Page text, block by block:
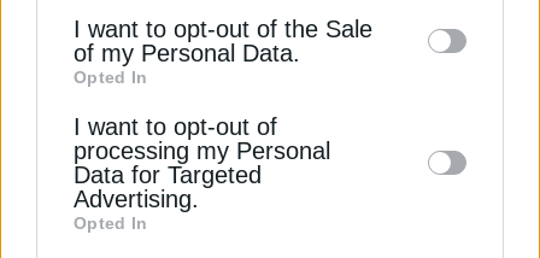
information may also be disclosed by us to
third parties on theIAB’s List of
Downstream Participants
disclose it to other third parties.
I want to opt-out of the Sale
of my Personal Data.
Opted In
I want to opt-out of
processing my Personal
Data for Targeted
Advertising.
Opted In
υψηλότερο ποσοστό συμμετοχής σε ολόκληρη την
Αττική, στο 0,41%.
Συνολικά, τα στοιχεία του «Εξοικονομώ» για την
περίοδο 2024–2025 δείχνουν ότι το πρόγραμμα
δεν μπορεί να αξιολογηθεί μόνο με βάση τον
αριθμό των κατοικιών που εντάσσονται. Στις
μεγάλες πόλεις ο όγκος είναι υψηλός, αλλά η